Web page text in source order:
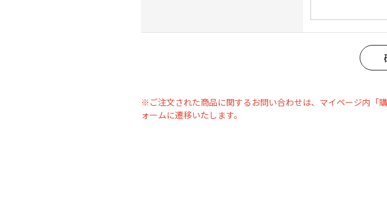
※ご注文された商品に関するお問い合わせは、マイページ内「
ォームに遷移いたします。